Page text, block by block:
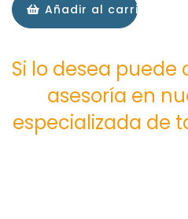
Añadir al carrito
Si lo desea
asesoría en
especializada de